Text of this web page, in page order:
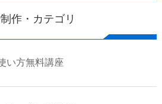
作・カテゴリ
い方無料講座